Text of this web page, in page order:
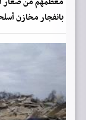
بانفجار مخازن